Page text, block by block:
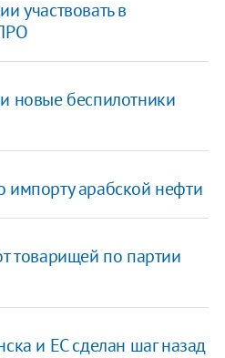
участвовать в
новые беспилотники
арабской нефти
товарищей по партии
и ЕС сделан шаг назад